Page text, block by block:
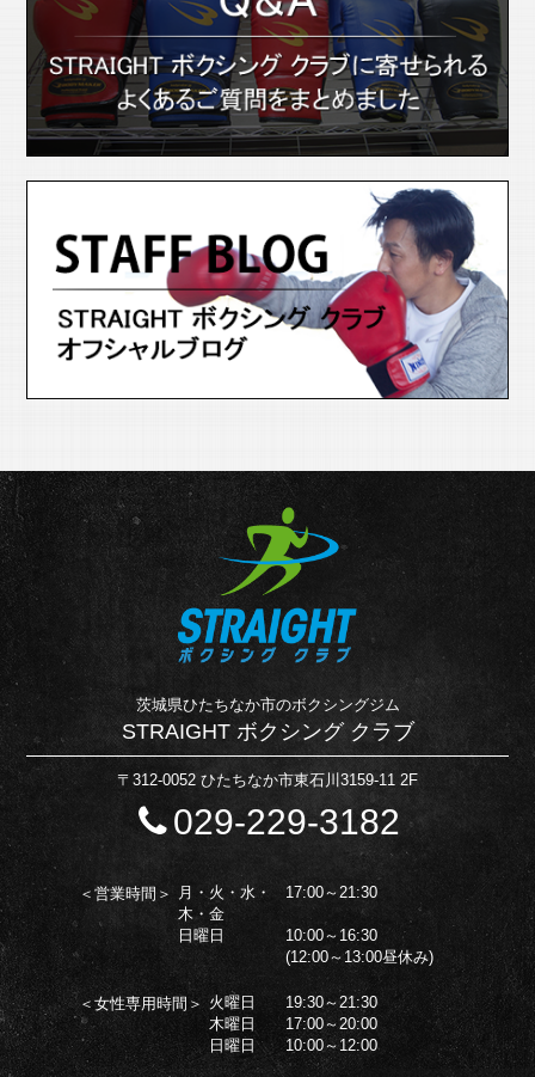
茨城県ひたちなか市のボクシングジム
STRAIGHT ボクシング クラブ
〒312-0052 ひたちなか市東石川3159-11 2F
029-229-3182
＜営業時間＞
月・火・水・
木・金
17:00～21:30
日曜日
10:00～16:30
(12:00～13:00昼休み)
＜女性専用時間＞ 火曜日
19:30～21:30
木曜日
17:00～20:00
日曜日
10:00～12:00